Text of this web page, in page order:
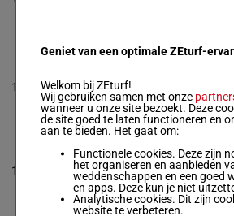
14
Kenny
R/5 -75.5 kg
15h 11h 19h
kg
19h
15
STANDING ORDERS
M P O'connor-T Gibney
75.5 kg
R/6 75.5
kg
20h
Geniet van een optimale ZEturf-
Welkom bij ZEturf!
Wij gebruiken samen met onze
wanneer u onze site bezoekt. Deze
de site goed te laten functioneren en
aan te bieden. Het gaat om:
Functionele cookies. Deze zijn
het organiseren en aanbieden
weddenschappen en een goed
en apps. Deze kun je niet
Analytische cookies. Dit zijn
website te verbeteren.